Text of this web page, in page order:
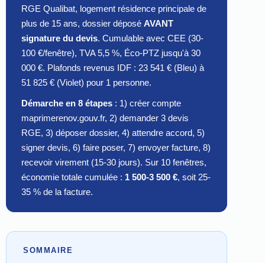
RGE Qualibat, logement résidence principale de
plus de 15 ans, dossier déposé AVANT
signature du devis. Cumulable avec CEE (30-
100 €/fenêtre), TVA 5,5 %, Éco-PTZ jusqu'à 30
000 €. Plafonds revenus IDF : 23 541 € (Bleu) à
51 825 € (Violet) pour 1 personne.
Démarche en 8 étapes : 1) créer compte
maprimerenov.gouv.fr, 2) demander 3 devis
RGE, 3) déposer dossier, 4) attendre accord, 5)
signer devis, 6) faire poser, 7) envoyer facture, 8)
recevoir virement (15-30 jours). Sur 10 fenêtres,
économie totale cumulée : 1 500-3 500 €, soit 25-
35 % de la facture.
SOMMAIRE